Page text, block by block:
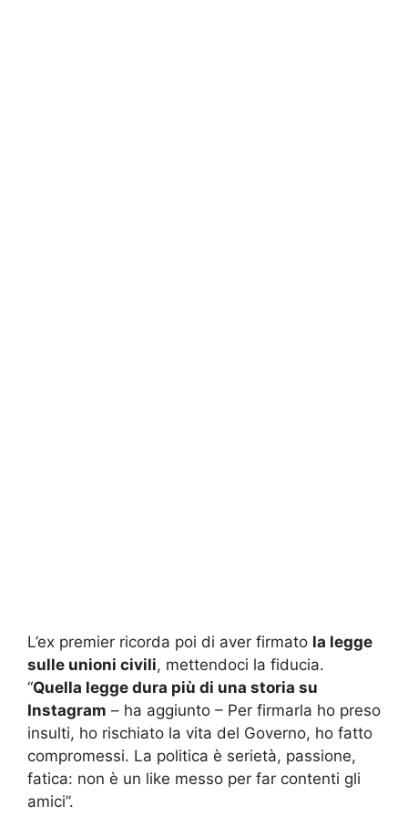
L’ex premier ricorda poi di aver firmato la legge
sulle unioni civili, mettendoci la fiducia.
“Quella legge dura più di una storia su
Instagram – ha aggiunto – Per firmarla ho preso
insulti, ho rischiato la vita del Governo, ho fatto
compromessi. La politica è serietà, passione,
fatica: non è un like messo per far contenti gli
amici”.